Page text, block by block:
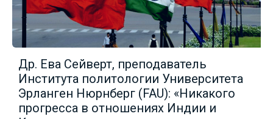
Др. Ева Сейверт, преподаватель
Института политологии Университета
Эрланген Нюрнберг (FAU): «Никакого
прогресса в отношениях Индии и